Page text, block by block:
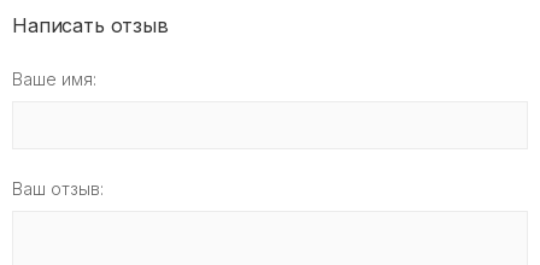
Написать отзыв
Ваше имя:
Ваш отзыв: